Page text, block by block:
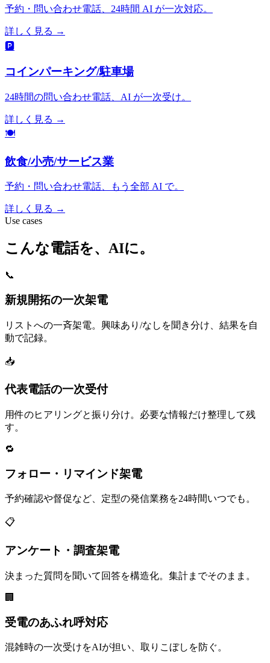
予約・問い合わせ電話、24時間 AI が一次対応。
詳しく見る →
🅿️
コインパーキング/駐車場
24時間の問い合わせ電話、AI が一次受け。
詳しく見る →
🍽️
飲食/小売/サービス業
予約・問い合わせ電話、もう全部 AI で。
詳しく見る →
Use cases
こんな電話を、AIに。
📞
新規開拓の一次架電
リストへの一斉架電。興味あり/なしを聞き分け、結果を自
動で記録。
📥
代表電話の一次受付
用件のヒアリングと振り分け。必要な情報だけ整理して残
す。
🔁
フォロー・リマインド架電
予約確認や督促など、定型の発信業務を24時間いつでも。
📋
アンケート・調査架電
決まった質問を聞いて回答を構造化。集計までそのまま。
🏢
受電のあふれ呼対応
混雑時の一次受けをAIが担い、取りこぼしを防ぐ。